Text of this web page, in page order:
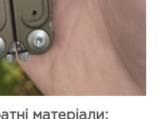
матеріали: